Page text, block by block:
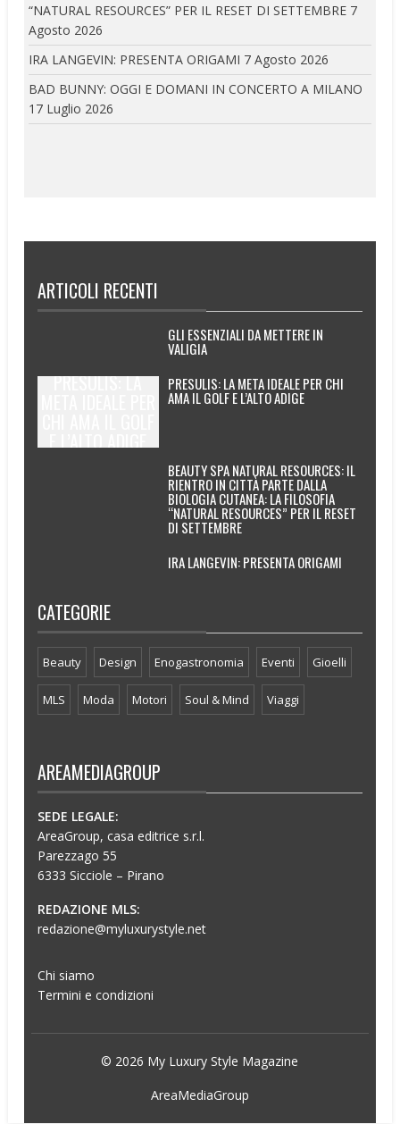
“NATURAL RESOURCES” PER IL RESET DI SETTEMBRE 7
Agosto 2026
IRA LANGEVIN: PRESENTA ORIGAMI 7 Agosto 2026
BAD BUNNY: OGGI E DOMANI IN CONCERTO A MILANO
17 Luglio 2026
ARTICOLI RECENTI
GLI ESSENZIALI DA METTERE IN
VALIGIA
PRESULIS: LA
E L’ALTO ADIGE
PRESULIS: LA META IDEALE PER CHI
AMA IL GOLF E L’ALTO ADIGE
BEAUTY SPA NATURAL RESOURCES: IL
RIENTRO IN CITTÀ PARTE DALLA
BIOLOGIA CUTANEA: LA FILOSOFIA
“NATURAL RESOURCES” PER IL RESET
DI SETTEMBRE
IRA LANGEVIN: PRESENTA ORIGAMI
CATEGORIE
Beauty Design Enogastronomia Eventi Gioelli
MLS Moda Motori Soul & Mind Viaggi
AREAMEDIAGROUP
SEDE LEGALE:
AreaGroup, casa editrice s.r.l.
Parezzago 55
6333 Sicciole – Pirano
REDAZIONE MLS:
redazione@myluxurystyle.net
Chi siamo
Termini e condizioni
© 2026 My Luxury Style Magazine
AreaMediaGroup